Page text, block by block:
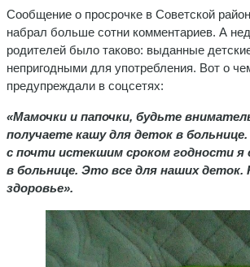
Сообщение о просрочке в Советской
набрал больше сотни комментариев. А
родителей было таково: выданные
непригодными для употребления. Вот о
предупреждали в соцсетях:
«Мамочки и папочки, будьте
получаете кашу для деток в
с почти истекшим сроком годности я
в больнице. Это все для наших деток.
здоровье».